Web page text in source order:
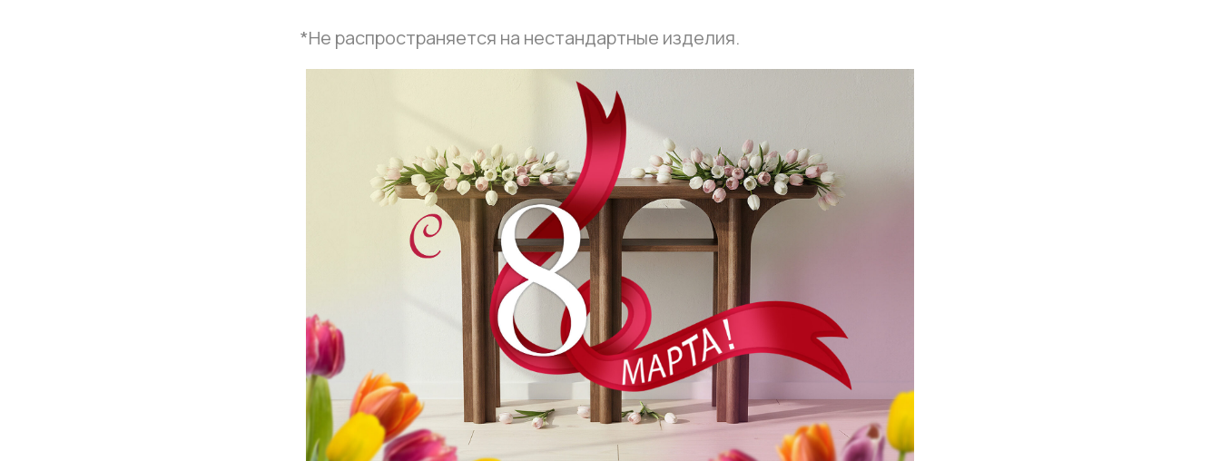
*Не распространяется на нестандартные изделия.